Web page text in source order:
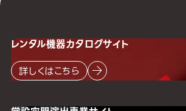
レンタル機器カタログサイト
詳しくはこちら